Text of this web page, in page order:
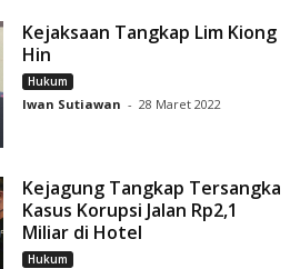
Kejaksaan Tangkap Lim Kiong
Hin
Hukum
Iwan Sutiawan - 28 Maret 2022
Kejagung Tangkap Tersangka
Kasus Korupsi Jalan Rp2,1
Miliar di Hotel
Hukum